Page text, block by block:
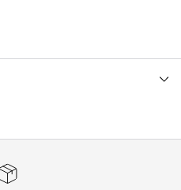
O detalhe do
um toque moderno e
no dia a dia, com